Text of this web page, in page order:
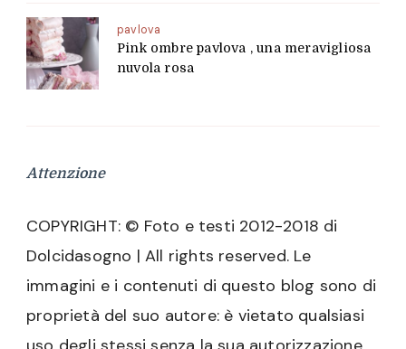
pavlova
Pink ombre pavlova , una meravigliosa
nuvola rosa
Attenzione
COPYRIGHT: © Foto e testi 2012-2018 di
Dolcidasogno | All rights reserved. Le
immagini e i contenuti di questo blog sono di
proprietà del suo autore: è vietato qualsiasi